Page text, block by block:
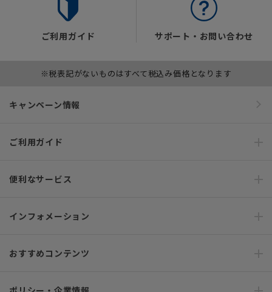
ご利用ガイド サポート・お問い合わせ
※税表記がないものはすべて税込み価格となります
キャンペーン情報
ご利用ガイド
便利なサービス
インフォメーション
おすすめコンテンツ